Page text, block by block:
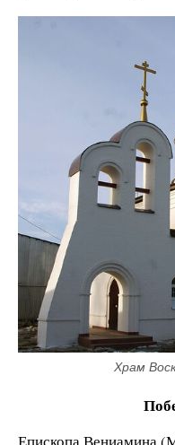
Храм
Епископа Вениамина